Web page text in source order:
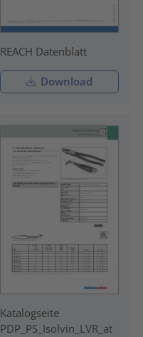
REACH Datenblatt
Download
Katalogseite
PDP_PS_Isolvin_LVR_at